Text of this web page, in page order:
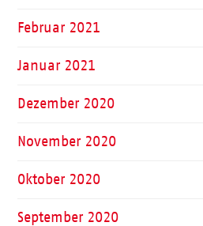
Februar 2021
Januar 2021
Dezember 2020
November 2020
Oktober 2020
September 2020